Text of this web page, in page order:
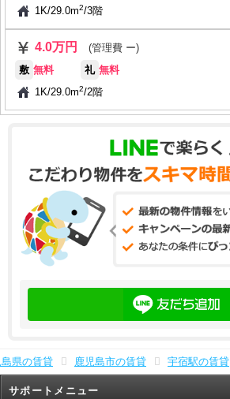
1K/29.0m2/3階
4.0万円
(管理費 ー)
敷 無料 礼 無料
1K/29.0m2/2階
県の賃貸 鹿児島市の賃貸 宇宿駅の賃貸
サポートメニュー